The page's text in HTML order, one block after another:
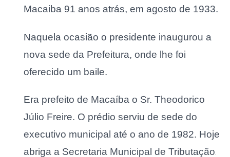
Macaiba 91 anos atrás, em agosto de 1933.
Naquela ocasião o presidente inaugurou a
nova sede da Prefeitura, onde lhe foi
oferecido um baile.
Era prefeito de Macaíba o Sr. Theodorico
Júlio Freire. O prédio serviu de sede do
executivo municipal até o ano de 1982. Hoje
abriga a Secretaria Municipal de Tributação